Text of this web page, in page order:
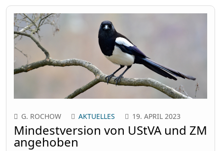
G. ROCHOW AKTUELLES 19. APRIL 2023
Mindestversion von UStVA und ZM
angehoben